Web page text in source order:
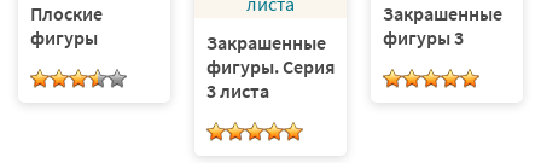
Плоские
фигуры
Закрашенные
фигуры. Серия
3 листа
Закрашенные
фигуры 3